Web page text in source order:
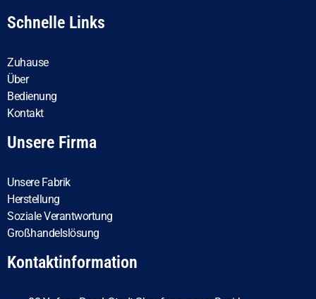
Schnelle Links
Zuhause
Über
Bedienung
Kontakt
Unsere Firma
Unsere Fabrik
Herstellung
Soziale Verantwortung
Großhandelslösung
Kontaktinformation